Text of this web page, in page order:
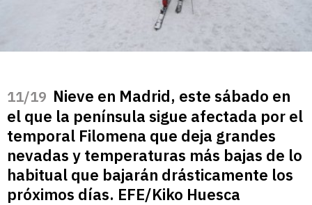
/19 Nieve en Madrid, este sábado en
el que la península sigue afectada por el
temporal Filomena que deja grandes
nevadas y temperaturas más bajas de lo
habitual que bajarán drásticamente los
próximos días. EFE/Kiko Huesca